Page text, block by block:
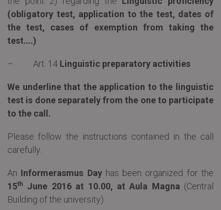
(obligatory test, application to the test, dates of
the test, cases of exemption from taking the
test….)
– Art. 14 Linguistic preparatory activities
We underline that the application to the linguistic
test is done separately from the one to participate
to the call.
Please follow the instructions contained in the call
carefully.
An Informerasmus Dayhas been organized for the
15th June 2016 at 10.00, at Aula Magna (Central
Building of the university).